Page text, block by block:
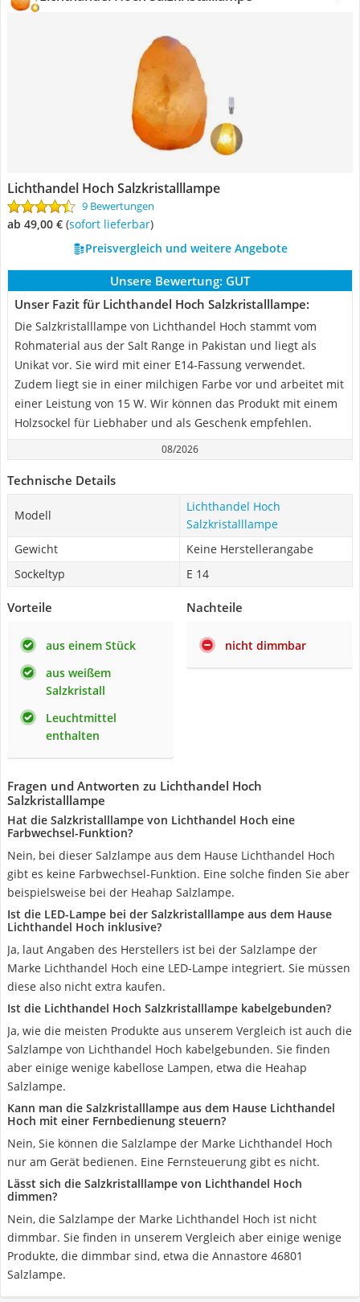
Lichthandel Hoch Salzkristalllampe
9 Bewertungen
ab 49,00 € ( Sofort lieferbar)
Preisvergleich und weitere Angebote
Unsere Bewertung: GUT
Unser Fazit für Lichthandel Hoch Salzkristalllampe:
Die Salzkristalllampe von Lichthandel Hoch stammt vom
Rohmaterial aus der Salt Range in Pakistan und liegt als
Unikat vor. Sie wird mit einer E14-Fassung verwendet.
Zudem liegt sie in einer milchigen Farbe vor und arbeitet mit
einer Leistung von 15 W. Wir können das Produkt mit einem
Holzsockel für Liebhaber und als Geschenk empfehlen.
08/2026
Technische Details
Modell
Lichthandel Hoch
Salzkristalllampe
Gewicht
Keine Herstellerangabe
Sockeltyp
E 14
Vorteile
aus einem Stück
aus weißem
Salzkristall
Leuchtmittel
enthalten
Nachteile
nicht dimmbar
Fragen und Antworten zu Lichthandel Hoch
Salzkristalllampe
Hat die Salzkristalllampe von Lichthandel Hoch eine
Farbwechsel-Funktion?
Nein, bei dieser Salzlampe aus dem Hause Lichthandel Hoch
gibt es keine Farbwechsel-Funktion. Eine solche finden Sie aber
beispielsweise bei der Heahap Salzlampe.
Ist die LED-Lampe bei der Salzkristalllampe aus dem Hause
Lichthandel Hoch inklusive?
Ja, laut Angaben des Herstellers ist bei der Salzlampe der
Marke Lichthandel Hoch eine LED-Lampe integriert. Sie müssen
diese also nicht extra kaufen.
Ist die Lichthandel Hoch Salzkristalllampe kabelgebunden?
Ja, wie die meisten Produkte aus unserem Vergleich ist auch die
Salzlampe von Lichthandel Hoch kabelgebunden. Sie finden
aber einige wenige kabellose Lampen, etwa die Heahap
Salzlampe.
Kann man die Salzkristalllampe aus dem Hause Lichthandel
Hoch mit einer Fernbedienung steuern?
Nein, Sie können die Salzlampe der Marke Lichthandel Hoch
nur am Gerät bedienen. Eine Fernsteuerung gibt es nicht.
Lässt sich die Salzkristalllampe von Lichthandel Hoch
dimmen?
Nein, die Salzlampe der Marke Lichthandel Hoch ist nicht
dimmbar. Sie finden in unserem Vergleich aber einige wenige
Produkte, die dimmbar sind, etwa die Annastore 46801
Salzlampe.